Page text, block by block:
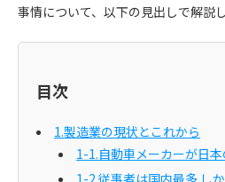
事情について、以下の見出しで解説
目次
1.製造業の現状とこれから
1-1.自動車メーカーが日本
1-2.従事者は国内最多 し